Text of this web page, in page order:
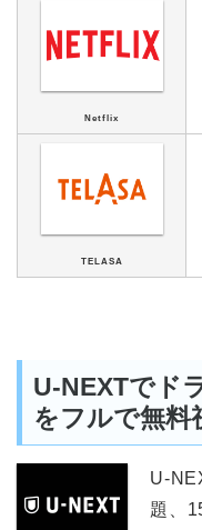
Netflix
TELASA
U-NEXTでド
をフルで無料
U-
題、